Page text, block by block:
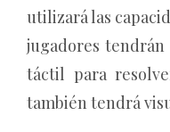
utilizará las
jugadores
táctil para
también tendrá